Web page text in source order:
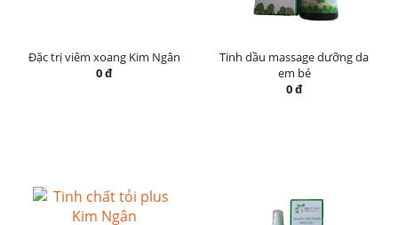
Đặc trị viêm xoang Kim Ngân
0 đ
Tinh dầu massage dưỡng da
em bé
0 đ